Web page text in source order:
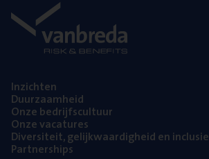
Inzich­ten
Duur­zaam­heid
Onze bedrijfs­cul­tuur
Onze vaca­tu­res
Diver­si­teit, gelijk­waar­dig­heid en inclusie
Part­ner­ships